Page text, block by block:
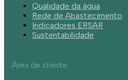
Qualidade da água
Rede de Abastecimento
Indicadores ERSAR
Sustentabilidade
Área de cliente